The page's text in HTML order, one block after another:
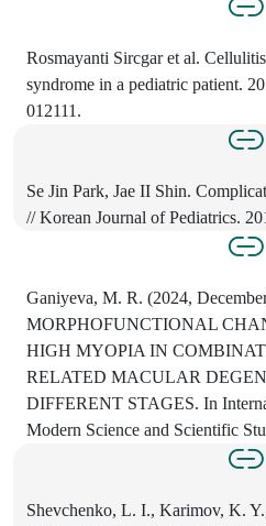
Rosmayanti Sircgar et al.
syndrome in a pediatric patient.
012111.
Se Jin Park, Jae II Shin.
// Korean Journal of Pediatrics.
Ganiyeva, M. R. (2024,
MORPHOFUNCTIONAL
HIGH MYOPIA IN
RELATED MACULAR
DIFFERENT STAGES. In
Modern Science and Scientific
Shevchenko, L. I., Karimov, K.